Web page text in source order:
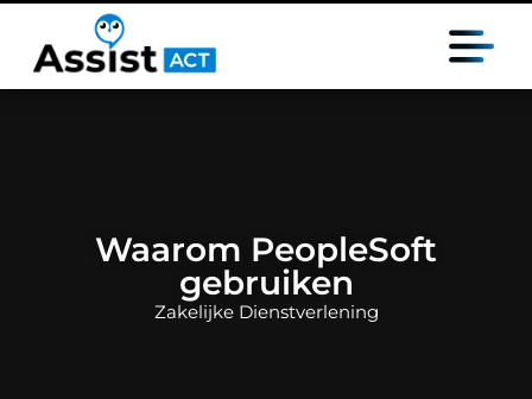
Waarom PeopleSoft
gebruiken
Zakelijke Dienstverlening